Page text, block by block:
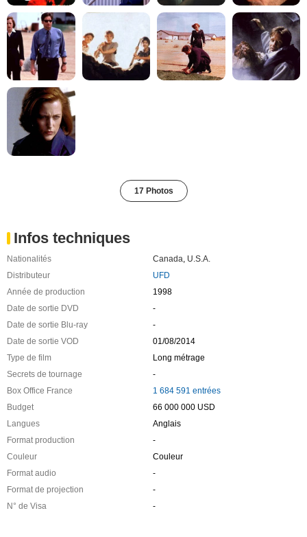
17 Photos
Infos techniques
Nationalités Canada U.S.A.
Distributeur
UFD
Année de production
1998
Date de sortie DVD
-
Date de sortie Blu-ray
-
Date de sortie VOD
01/08/2014
Type de film
Long métrage
Secrets de tournage
-
Box Office France
1 684 591 entrées
Budget
66 000 000 USD
Langues
Anglais
Format production
-
Couleur
Couleur
Format audio
-
Format de projection
-
N° de Visa
-